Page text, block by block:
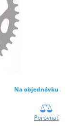
Na objednávku
Porovnať